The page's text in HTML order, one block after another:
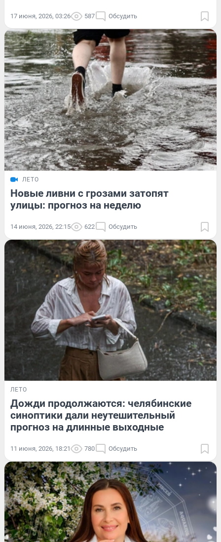
17 июня, 2026, 03:26 587 Обсудить
ЛЕТО
Новые ливни с грозами затопят
улицы: прогноз на неделю
14 июня, 2026, 22:15 622 Обсудить
ЛЕТО
Дожди продолжаются: челябинские
синоптики дали неутешительный
прогноз на длинные выходные
11 июня, 2026, 18:21 780 Обсудить